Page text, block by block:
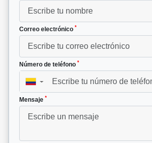
Correo electrónico *
Número de teléfono *
▼
Mensaje *